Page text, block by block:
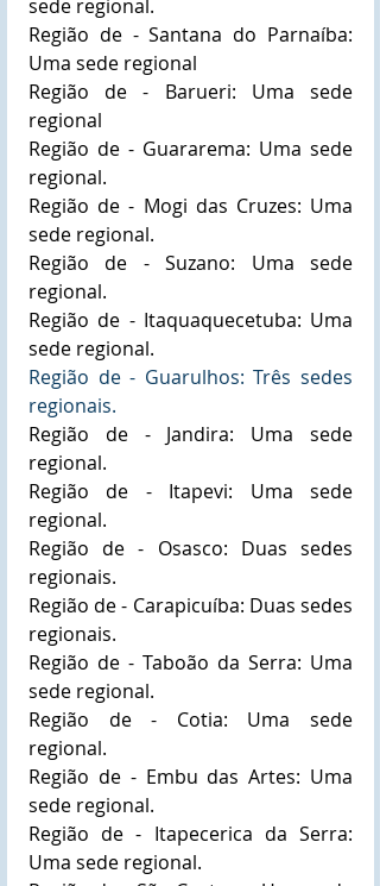
sede regional.
Região de - Santana do Parnaíba:
Uma sede regional
Região de - Barueri: Uma sede
regional
Região de - Guararema: Uma sede
regional.
Região de - Mogi das Cruzes: Uma
sede regional.
Região de - Suzano: Uma sede
regional.
Região de - Itaquaquecetuba: Uma
sede regional.
Região de - Guarulhos: Três sedes
regionais.
Região de - Jandira: Uma sede
regional.
Região de - Itapevi: Uma sede
regional.
Região de - Osasco: Duas sedes
regionais.
Região de - Carapicuíba: Duas sedes
regionais.
Região de - Taboão da Serra: Uma
sede regional.
Região de - Cotia: Uma sede
regional.
Região de - Embu das Artes: Uma
sede regional.
Região de - Itapecerica da Serra:
Uma sede regional.